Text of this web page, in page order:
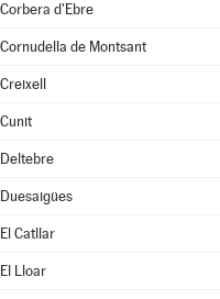
Corbera d'Ebre
Cornudella de Montsant
Creixell
Cunit
Deltebre
Duesaigües
El Catllar
El Lloar